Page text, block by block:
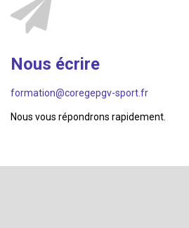
Nous écrire
formation@coregepgv-sport.fr
Nous vous répondrons rapidement.